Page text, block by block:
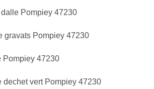
Pompiey 47230
gravats Pompiey 47230
Pompiey 47230
dechet vert Pompiey 47230